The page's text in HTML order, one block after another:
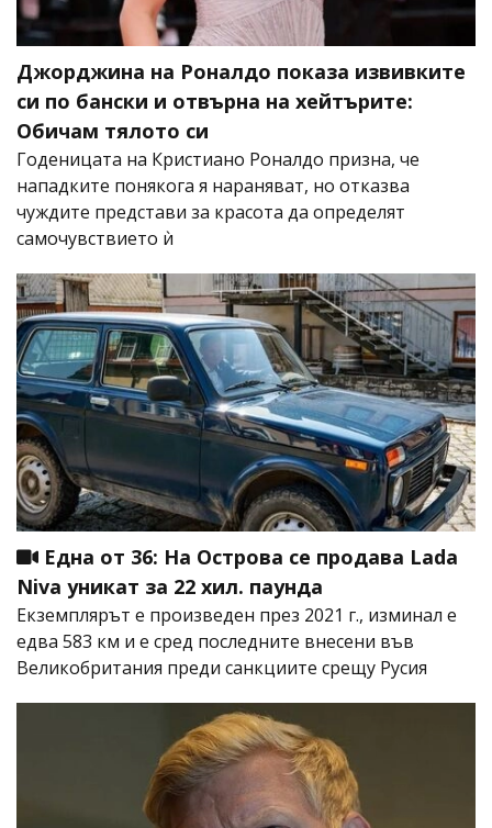
Джорджина на Роналдо показа извивките
си по бански и отвърна на хейтърите:
Обичам тялото си
Годеницата на Кристиано Роналдо призна, че
нападките понякога я нараняват, но отказва
чуждите представи за красота да определят
самочувствието ѝ
Една от 36: На Острова се продава Lada
Niva уникат за 22 хил. паунда
Екземплярът е произведен през 2021 г., изминал е
едва 583 км и е сред последните внесени във
Великобритания преди санкциите срещу Русия